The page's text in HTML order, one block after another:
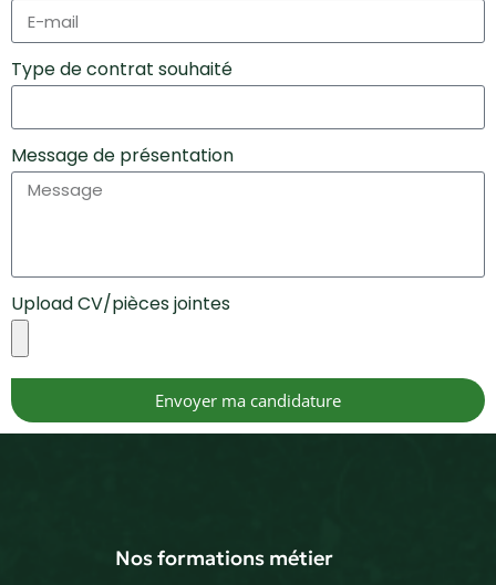
Type de contrat souhaité
Message de présentation
Upload CV/pièces jointes
Envoyer ma candidature
Nos formations métier